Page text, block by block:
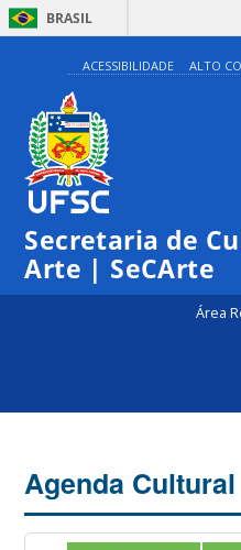
BRASIL
ACESSIBILIDADE ALTO
Secretaria de
Arte | SeCArte
Área
Agenda Cultural
0:00
1:00
5:00